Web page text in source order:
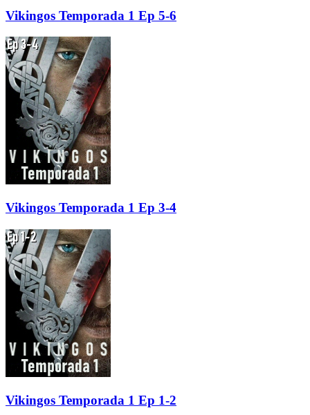
Vikingos Temporada 1 Ep 5-6
Vikingos Temporada 1 Ep 3-4
Vikingos Temporada 1 Ep 1-2